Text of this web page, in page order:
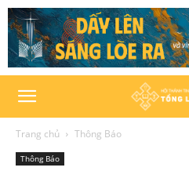
Trang chủ Thông Báo
Thông Báo